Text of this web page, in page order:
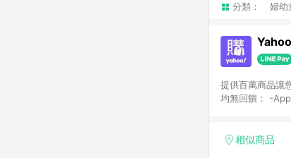
分類： 婦幼
提供百萬商品讓您超
均無回饋： -
Yahoo超贈點回
相似商品